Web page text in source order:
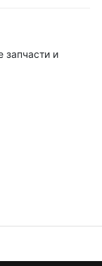
запчасти и